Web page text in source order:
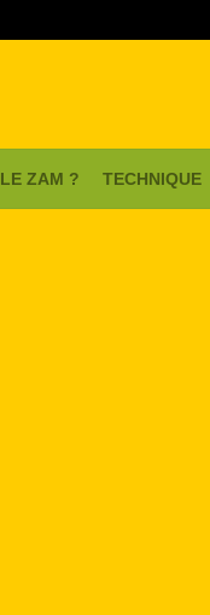
LE ZAM ? TECHNIQUE